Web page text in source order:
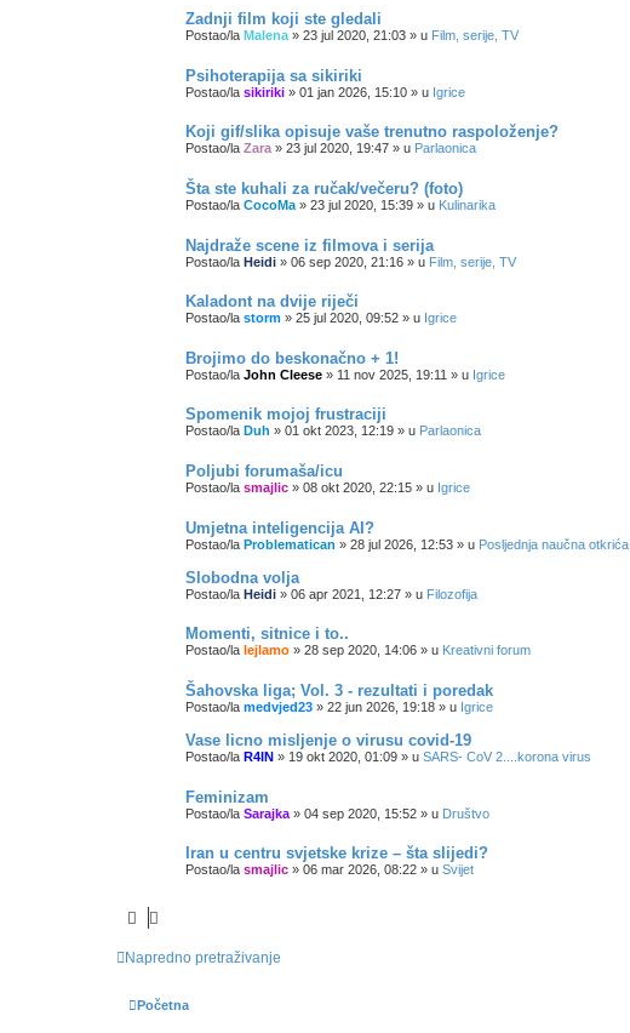
Zadnji film koji ste gledali
Postao/la Malena » 23 jul 2020, 21:03 » u Film, serije, TV
Psihoterapija sa sikiriki
Postao/la sikiriki » 01 jan 2026, 15:10 » u Igrice
Koji gif/slika opisuje vaše trenutno raspoloženje?
Postao/la Zara » 23 jul 2020, 19:47 » u Parlaonica
Šta ste kuhali za ručak/večeru? (foto)
Postao/la CocoMa » 23 jul 2020, 15:39 » u Kulinarika
Najdraže scene iz filmova i serija
Postao/la Heidi » 06 sep 2020, 21:16 » u Film, serije, TV
Kaladont na dvije riječi
Postao/la storm » 25 jul 2020, 09:52 » u Igrice
Brojimo do beskonačno + 1!
Postao/la John Cleese » 11 nov 2025, 19:11 » u Igrice
Spomenik mojoj frustraciji
Postao/la Duh » 01 okt 2023, 12:19 » u Parlaonica
Poljubi forumaša/icu
Postao/la smajlic » 08 okt 2020, 22:15 » u Igrice
Umjetna inteligencija AI?
Postao/la Problematican » 28 jul 2026, 12:53 » u Posljednja naučna otkrića
Slobodna volja
Postao/la Heidi » 06 apr 2021, 12:27 » u Filozofija
Momenti, sitnice i to..
Postao/la lejlamo » 28 sep 2020, 14:06 » u Kreativni forum
Šahovska liga; Vol. 3 - rezultati i poredak
Postao/la medvjed23 » 22 jun 2026, 19:18 » u Igrice
Vase licno misljenje o virusu covid-19
Postao/la R4IN » 19 okt 2020, 01:09 » u SARS- CoV 2....korona virus
Feminizam
Postao/la Sarajka » 04 sep 2020, 15:52 » u Društvo
Iran u centru svjetske krize – šta slijedi?
Postao/la smajlic » 06 mar 2026, 08:22 » u Svijet
Napredno pretraživanje
Početna